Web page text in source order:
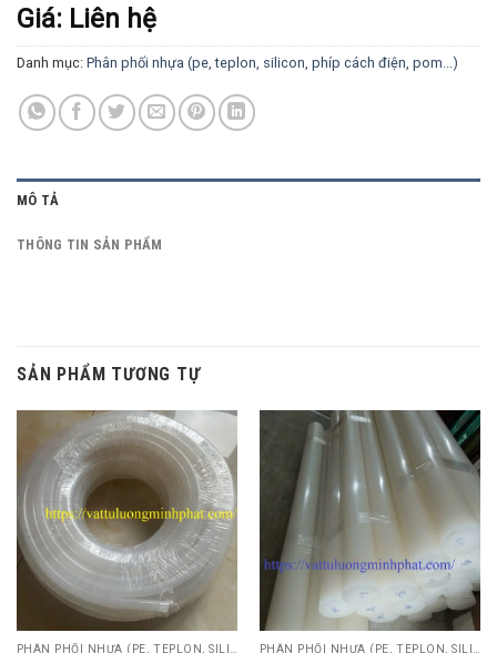
Giá: Liên hệ
Danh mục: Phân phối nhựa (pe, teplon, silicon, phíp cách điện, pom...)
MÔ TẢ
THÔNG TIN SẢN PHẨM
SẢN PHẨM TƯƠNG TỰ